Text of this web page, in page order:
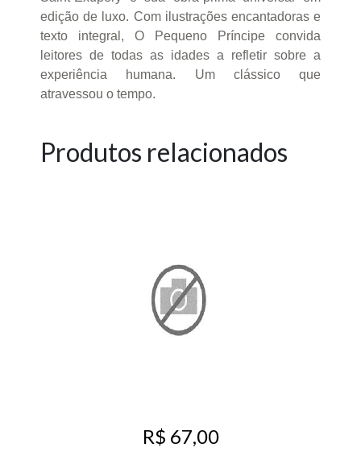
edição de luxo. Com ilustrações encantadoras e
texto integral, O Pequeno Príncipe convida
leitores de todas as idades a refletir sobre a
experiência humana. Um clássico que
atravessou o tempo.
Produtos relacionados
R$ 67,00